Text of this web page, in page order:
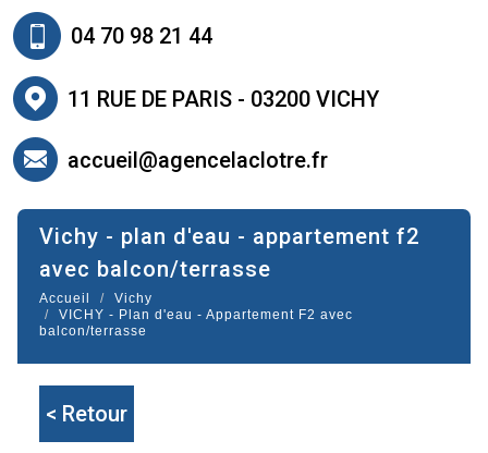
04 70 98 21 44
11 RUE DE PARIS - 03200 VICHY
accueil@agencelaclotre.fr
vichy - plan d'eau - appartement f2
avec balcon/terrasse
Accueil
Vichy
VICHY - Plan d'eau - Appartement F2 avec
balcon/terrasse
< Retour